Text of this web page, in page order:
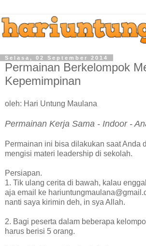
Selasa, 02 September 2014
Permainan Berkelompok
Kepemimpinan
oleh: Hari Untung Maulana
Permainan Kerja Sama - Indoor -
Permainan ini bisa dilakukan saat Anda
mengisi materi leadership di sekolah.
Persiapan.
1. Tik ulang cerita di bawah, kalau
aja email ke
nanti saya kirimin deh, in sya Allah.
2. Bagi peserta dalam beberapa
harus berisi 5 orang.